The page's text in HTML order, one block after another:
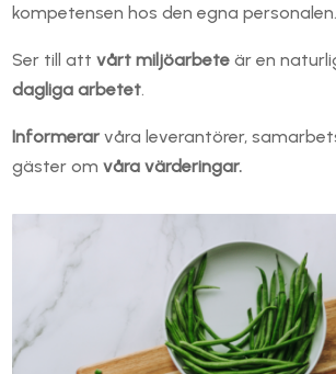
kompetensen hos den egna personalen.
Ser till attvårt miljöarbete är en
dagliga arbetet.
Informerar våra leverantörer,
gäster om våra värderingar.